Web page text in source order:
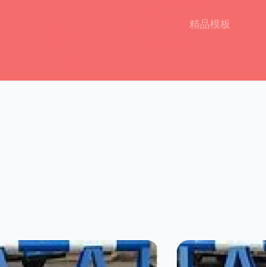
精品模板